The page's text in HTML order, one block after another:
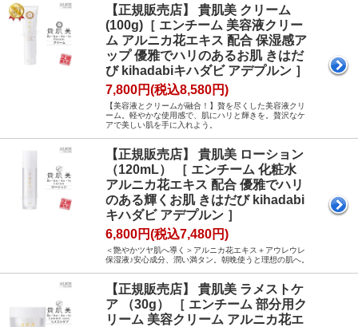
【正規販売店】 貴肌美 クリーム
(100g)［ エンチーム 美容液クリー
ム アルニカ花エキス 配合 保湿感ア
ップ 優雅でハリのあるお肌 きはだ
び kihadabiキハダビ アデプルン ］
7,800円(税込8,580円)
【美容液とクリームが融合！】贅を尽くした美容液クリ
ーム。軽やかな使用感で、肌にハリと輝きを。贅沢なケ
アで美しい肌を手に入れよう。
【正規販売店】 貴肌美 ローション
（120mL） ［ エンチーム 化粧水
アルニカ花エキス 配合 優雅でハリ
のある輝くお肌 きはだび kihadabi
キハダビ アデプルン ］
6,800円(税込7,480円)
＜艶やかツヤ肌へ導く＞アルニカ花エキス＋アウレウレ
保湿液♪安心成分、潤い満タン。朝晩使うと理想の肌へ。
【正規販売店】 貴肌美 ラメストケ
ア （30g） ［ エンチーム 部分用ク
リーム 美容クリーム アルニカ花エ